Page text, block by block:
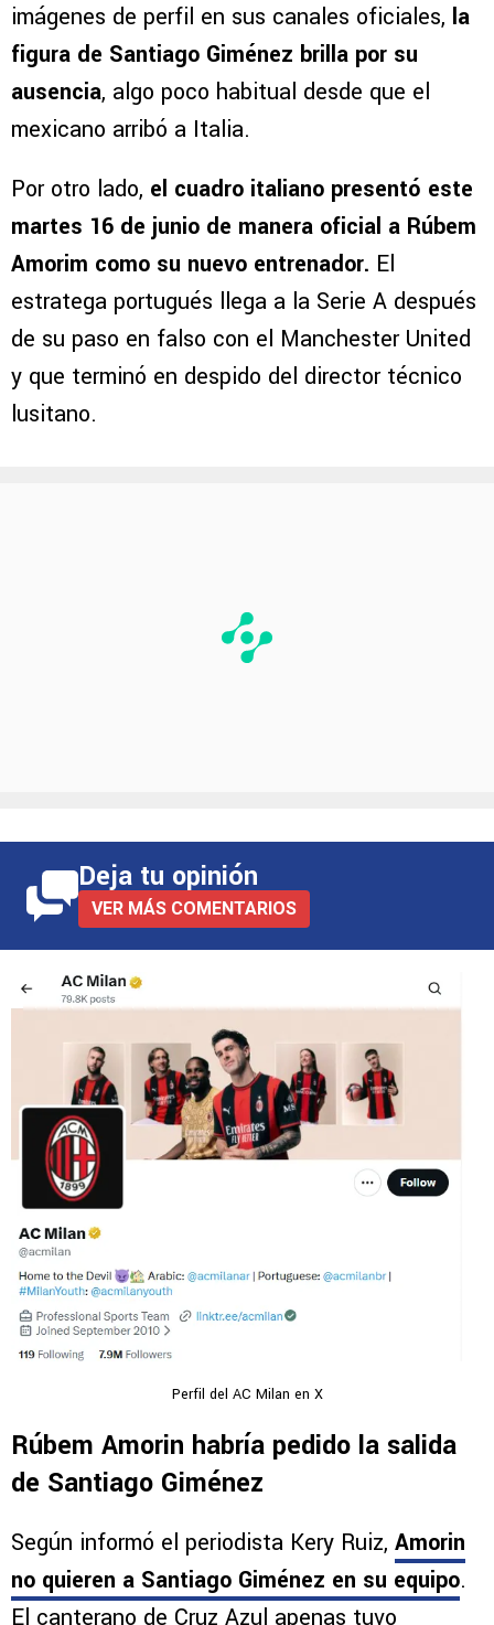
imágenes de perfil en sus canales oficiales, la
figura de Santiago Giménez brilla por su
ausencia, algo poco habitual desde que el
mexicano arribó a Italia.
Por otro lado, el cuadro italiano presentó este
martes 16 de junio de manera oficial a Rúbem
Amorim como su nuevo entrenador. El
estratega portugués llega a la Serie A después
de su paso en falso con el Manchester United
y que terminó en despido del director técnico
lusitano.
Deja tu opinión
VER MÁS COMENTARIOS
Perfil del AC Milan en X
Rúbem Amorin habría pedido la salida
de Santiago Giménez
Según informó el periodista Kery Ruiz, Amorin
no quieren a Santiago Giménez en su equipo.
El canterano de Cruz Azul apenas tuvo